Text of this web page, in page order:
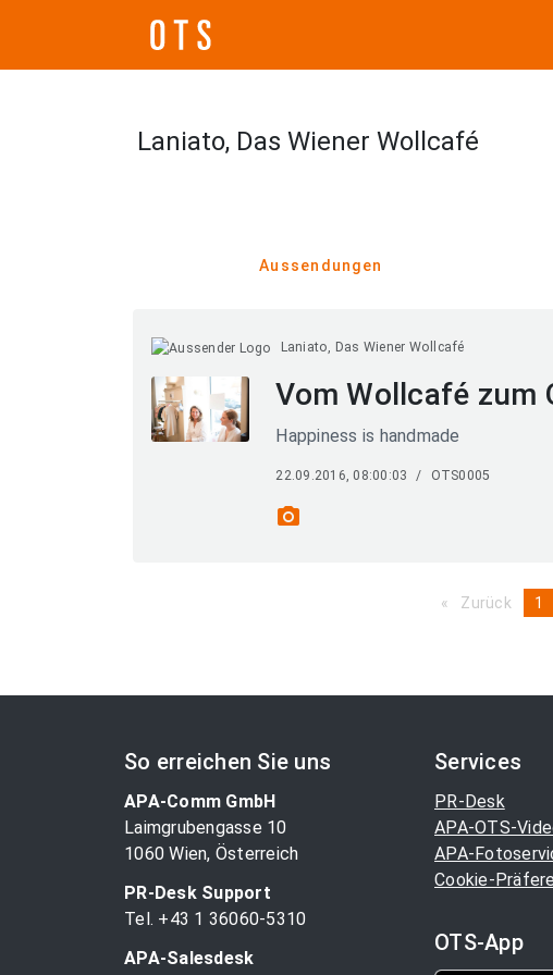
Laniato, Das Wiener Wollcafé
Aussendungen
Laniato, Das Wiener Wollcafé
Vom Wollcafé zum
Happiness is handmade
22.09.2016, 08:00:03 / OTS0005
photo_camera
Zurück page1
So erreichen Sie uns
APA-Comm GmbH
Laimgrubengasse 10
1060 Wien, Österreich
PR-Desk Support
Tel. +43 1 36060-5310
APA-Salesdesk
Services
PR-Desk
APA-OTS-
APA-
Cookie-
OTS-App